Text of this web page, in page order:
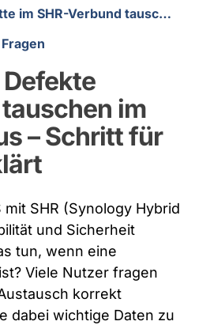
Verbund tauschen: Anleitung
im
– Schritt für
mit SHR (Synology Hybrid
und Sicherheit
tun, wenn eine
Viele Nutzer fragen
korrekt
dabei wichtige Daten zu